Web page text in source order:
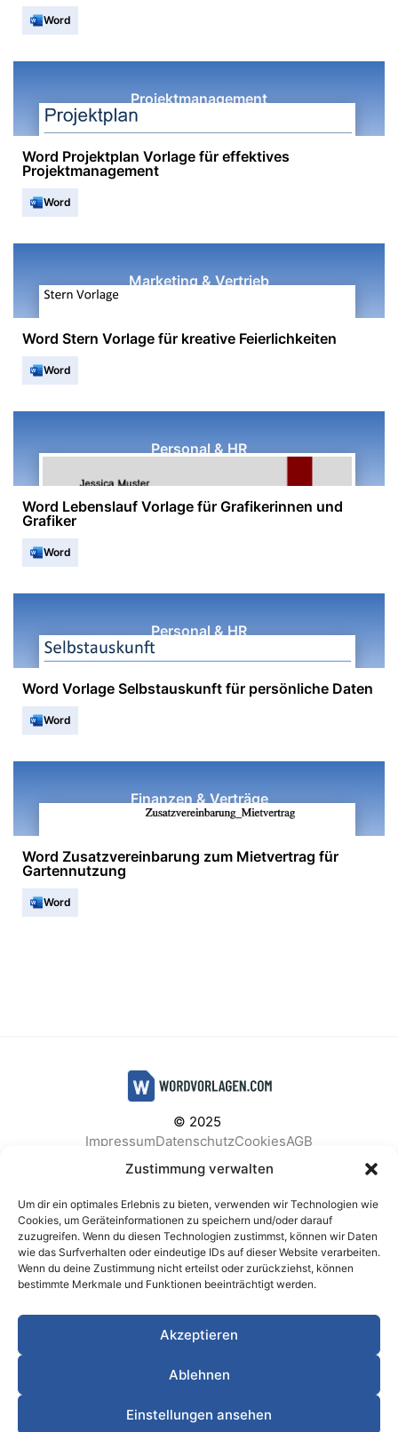
Zustimmung verwalten
Um dir ein optimales Erlebnis zu bieten, verwenden wir Technologien wie
Cookies, um Geräteinformationen zu speichern und/oder darauf
zuzugreifen. Wenn du diesen Technologien zustimmst, können wir Daten
wie das Surfverhalten oder eindeutige IDs auf dieser Website verarbeiten.
Wenn du deine Zustimmung nicht erteilst oder zurückziehst, können
bestimmte Merkmale und Funktionen beeinträchtigt werden.
Akzeptieren
Ablehnen
Einstellungen ansehen
Word
Projektmanagement
Word Projektplan Vorlage für effektives
Projektmanagement
Word
Marketing & Vertrieb
Word Stern Vorlage für kreative Feierlichkeiten
Word
Personal & HR
Word Lebenslauf Vorlage für Grafikerinnen und
Grafiker
Word
Personal & HR
Word Vorlage Selbstauskunft für persönliche Daten
Word
Finanzen & Verträge
Word Zusatzvereinbarung zum Mietvertrag für
Gartennutzung
Word
© 2025
ImpressumDatenschutzCookiesAGB
Facebook
Instagram
BELIEBTE KATEGORIEN
Berichte & Analysen Business
Einkauf & Beschaffung
Gesundheit & Vorsorge
Meetings & Protokolle
Personal & HR
Planung & Strategie